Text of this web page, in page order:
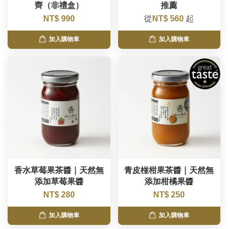
齊（非禮盒）
NT$ 990
加入購物車
推薦
從 NT$ 560 起
加入購物車
香水草莓果茶醬｜天然無
添加草莓果醬
NT$ 280
加入購物車
青皮椪柑果茶醬｜天然無
添加柑橘果醬
NT$ 250
加入購物車